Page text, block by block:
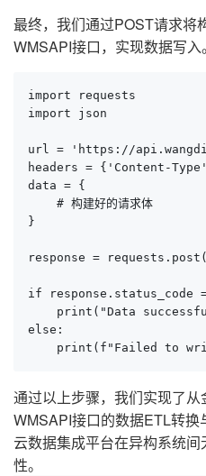
最终，我们通过POST请求将
WMSAPI接口，实现数据写入
import requests
import json
url = 'https://
headers = {'Content-
data = {
    # 构建好的请求体
}
response =
if response.status_code
print("Data
else:
print(f"Failed to
通过以上步骤，我们实现了
WMSAPI接口的数据ETL转
云数据集成平台在异构系统
性。